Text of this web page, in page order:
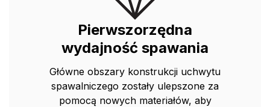
Pierwszorzędna
wydajność spawania
Główne obszary konstrukcji uchwytu
spawalniczego zostały ulepszone za
pomocą nowych materiałów, aby